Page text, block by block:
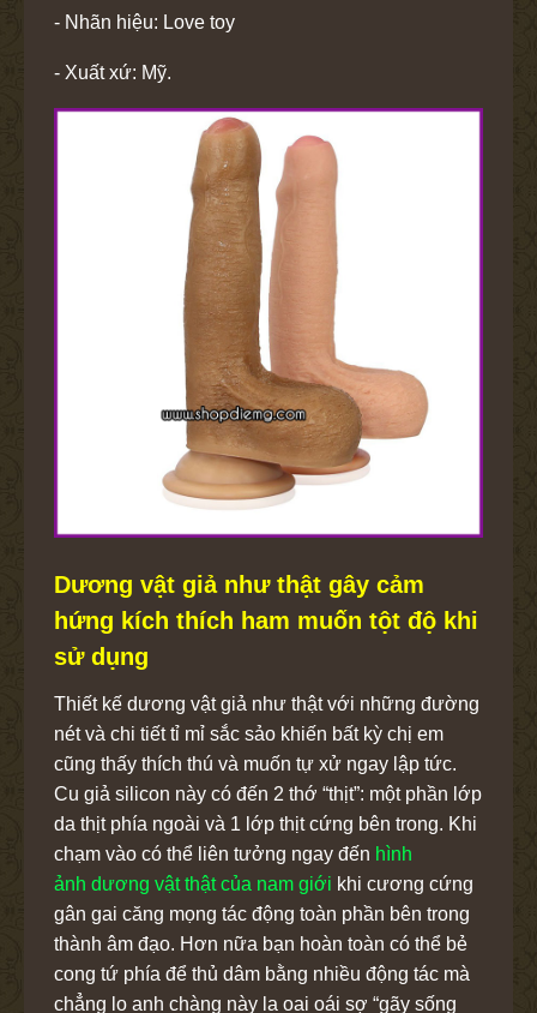
- Nhãn hiệu: Love toy
- Xuất xứ: Mỹ.
Dương vật giả như thật gây cảm
hứng kích thích ham muốn tột độ khi
sử dụng
Thiết kế dương vật giả như thật với những đường
nét và chi tiết tỉ mỉ sắc sảo khiến bất kỳ chị em
cũng thấy thích thú và muốn tự xử ngay lập tức.
Cu giả silicon này có đến 2 thớ “thịt”: một phần lớp
da thịt phía ngoài và 1 lớp thịt cứng bên trong. Khi
chạm vào có thể liên tưởng ngay đến hình
ảnh dương vật thật của nam giới khi cương cứng
gân gai căng mọng tác động toàn phần bên trong
thành âm đạo. Hơn nữa bạn hoàn toàn có thể bẻ
cong tứ phía để thủ dâm bằng nhiều động tác mà
chẳng lo anh chàng này la oai oái sợ “gãy sống